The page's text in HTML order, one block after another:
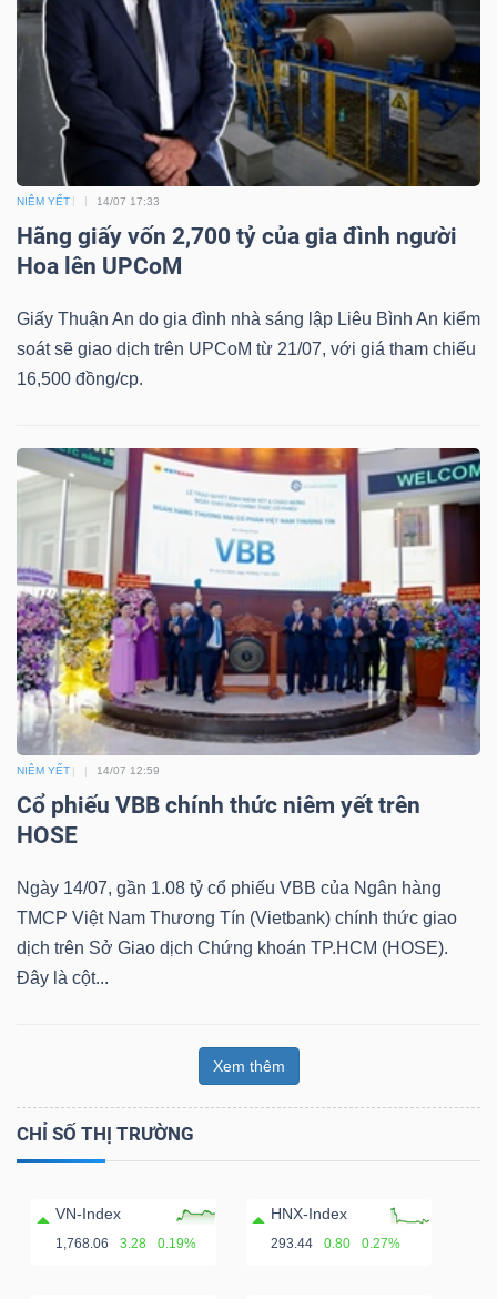
NIÊM YẾT 14/07 17:33
Hãng giấy vốn 2,700 tỷ của gia đình người
Hoa lên UPCoM
Giấy Thuận An do gia đình nhà sáng lập Liêu Bình An kiểm
soát sẽ giao dịch trên UPCoM từ 21/07, với giá tham chiếu
16,500 đồng/cp.
NIÊM YẾT 14/07 12:59
Cổ phiếu VBB chính thức niêm yết trên
HOSE
Ngày 14/07, gần 1.08 tỷ cổ phiếu VBB của Ngân hàng
TMCP Việt Nam Thương Tín (Vietbank) chính thức giao
dịch trên Sở Giao dịch Chứng khoán TP.HCM (HOSE).
Đây là cột...
Xem thêm
CHỈ SỐ THỊ TRƯỜNG
VN-Index
1,768.06 3.28 0.19%
HNX-Index
293.44 0.80 0.27%
Đào
Sách
tài
cụ
Truyền
thông
tài
chính
Dữ
tài